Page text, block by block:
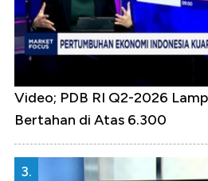
Video; PDB RI Q2-2026
Bertahan di Atas 6.300
3.